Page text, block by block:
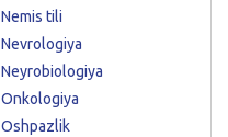
Nemis tili
Nevrologiya
Neyrobiologiya
Onkologiya
Oshpazlik